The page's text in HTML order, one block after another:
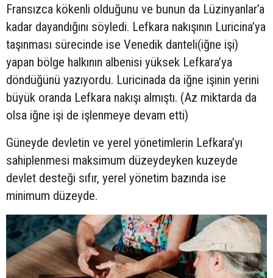
Fransızca kökenli olduğunu ve bunun da Lüzinyanlar’a
kadar dayandığını söyledi. Lefkara nakışının Luricina’ya
taşınması sürecinde ise Venedik danteli(iğne işi)
yapan bölge halkının albenisi yüksek Lefkara’ya
döndüğünü yazıyordu. Luricinada da iğne işinin yerini
büyük oranda Lefkara nakışı almıştı. (Az miktarda da
olsa iğne işi de işlenmeye devam etti)
Güneyde devletin ve yerel yönetimlerin Lefkara’yı
sahiplenmesi maksimum düzeydeyken kuzeyde
devlet desteği sıfır, yerel yönetim bazında ise
minimum düzeyde.